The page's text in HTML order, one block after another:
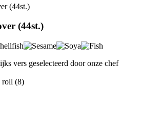
(44st.)
vers geselecteerd door onze chef
roll (8)